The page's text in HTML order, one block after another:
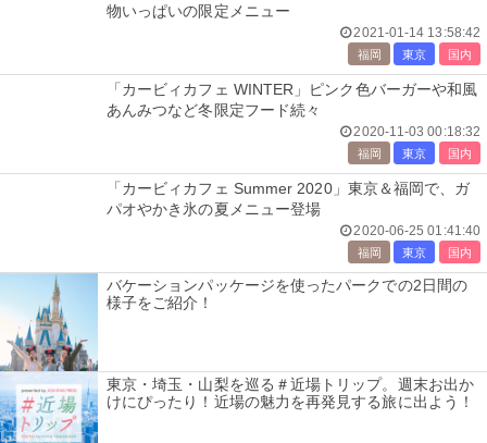
物いっぱいの限定メニュー
2021-01-14 13:58:42
福岡 東京 国内
「カービィカフェ WINTER」ピンク色バーガーや和風
あんみつなど冬限定フード続々
2020-11-03 00:18:32
福岡 東京 国内
「カービィカフェ Summer 2020」東京＆福岡で、ガ
パオやかき氷の夏メニュー登場
2020-06-25 01:41:40
福岡 東京 国内
バケーションパッケージを使ったパークでの2日間の
様子をご紹介！
東京・埼玉・山梨を巡る＃近場トリップ。週末お出か
けにぴったり！近場の魅力を再発見する旅に出よう！